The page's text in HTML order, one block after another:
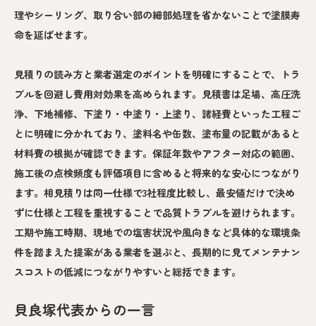
理やシーリング、取り合い部の細部処理を省かないことで塗膜寿
命を延ばせます。
見積りの読み方と業者選定のポイントを明確にすることで、トラ
ブルを回避し費用対効果を高められます。見積書は足場、高圧洗
浄、下地補修、下塗り・中塗り・上塗り、諸経費といった工程ご
とに明確に分かれており、塗料名や缶数、塗布量の記載があると
材料費の根拠が確認できます。保証年数やアフター対応の範囲、
施工後の点検頻度も評価項目に含めると将来的な安心につながり
ます。相見積りは同一仕様で3社程度比較し、最安値だけで決め
ずに仕様と工程を重視することで品質トラブルを避けられます。
工期や施工時期、現地での塩害状況や風向きなど具体的な環境条
件を踏まえた提案がある業者を選ぶと、長期的に見てメンテナン
スコストの低減につながりやすいと総括できます。
貝良塚代表からの一言